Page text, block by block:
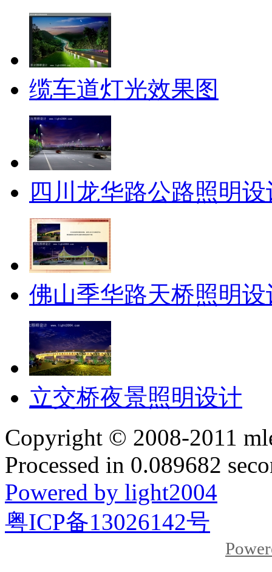
缆车道灯光效果图
四川龙华路公路照明设
佛山季华路天桥照明设
立交桥夜景照明设计
Copyright © 2008-2011
Processed in 0.089682
Powered by light2004
粤ICP备13026142号